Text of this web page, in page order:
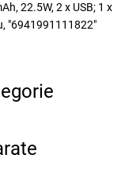
22.5W, 2 x USB; 1 x
"6941991111822"